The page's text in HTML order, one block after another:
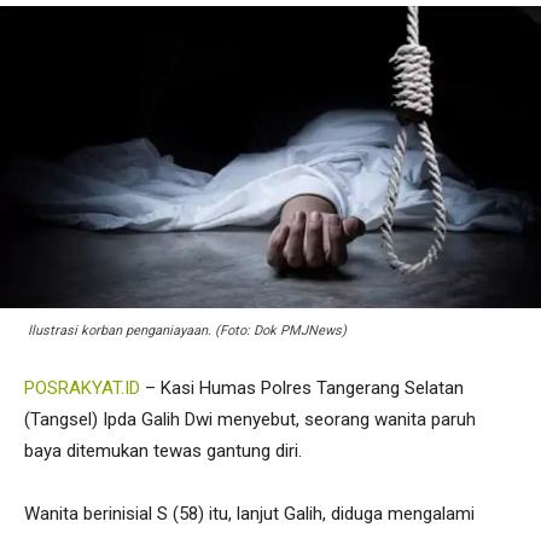
Ilustrasi korban penganiayaan. (Foto: Dok PMJNews)
POSRAKYAT.ID – Kasi Humas Polres Tangerang Selatan
(Tangsel) Ipda Galih Dwi menyebut, seorang wanita paruh
baya ditemukan tewas gantung diri.
Wanita berinisial S (58) itu, lanjut Galih, diduga mengalami